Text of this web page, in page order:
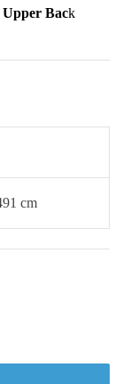
Upper Back
cm